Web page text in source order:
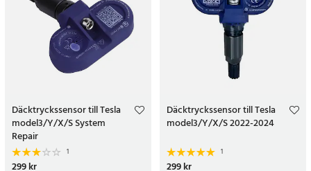
Däcktryckssensor till Tesla
model3/Y/X/S System
Repair
1
Pris:299 kr
299 kr
Däcktryckssensor till Tesla
model3/Y/X/S 2022-2024
1
Pris:299 kr
299 kr